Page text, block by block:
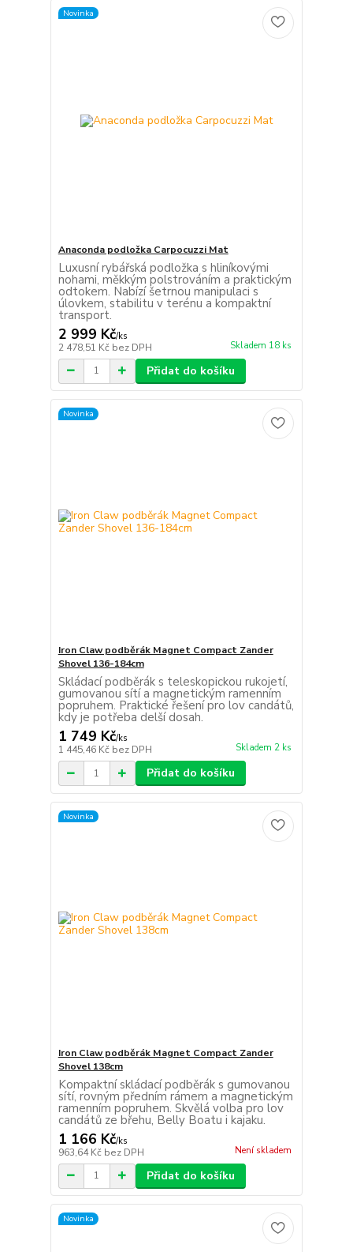
Novinka
Anaconda podložka Carpocuzzi Mat
Luxusní rybářská podložka s hliníkovými
nohami, měkkým polstrováním a praktickým
odtokem. Nabízí šetrnou manipulaci s
úlovkem, stabilitu v terénu a kompaktní
transport.
2 999 Kč/ks
2 478,51 Kč bez DPH Skladem 18 ks
Přidat do košíku
Novinka
Iron Claw podběrák Magnet Compact Zander
Shovel 136-184cm
Skládací podběrák s teleskopickou rukojetí,
gumovanou sítí a magnetickým ramenním
popruhem. Praktické řešení pro lov candátů,
kdy je potřeba delší dosah.
1 749 Kč/ks
1 445,46 Kč bez DPH Skladem 2 ks
Přidat do košíku
Novinka
Iron Claw podběrák Magnet Compact Zander
Shovel 138cm
Kompaktní skládací podběrák s gumovanou
sítí, rovným předním rámem a magnetickým
ramenním popruhem. Skvělá volba pro lov
candátů ze břehu, Belly Boatu i kajaku.
1 166 Kč/ks
963,64 Kč bez DPH Není skladem
Přidat do košíku
Novinka